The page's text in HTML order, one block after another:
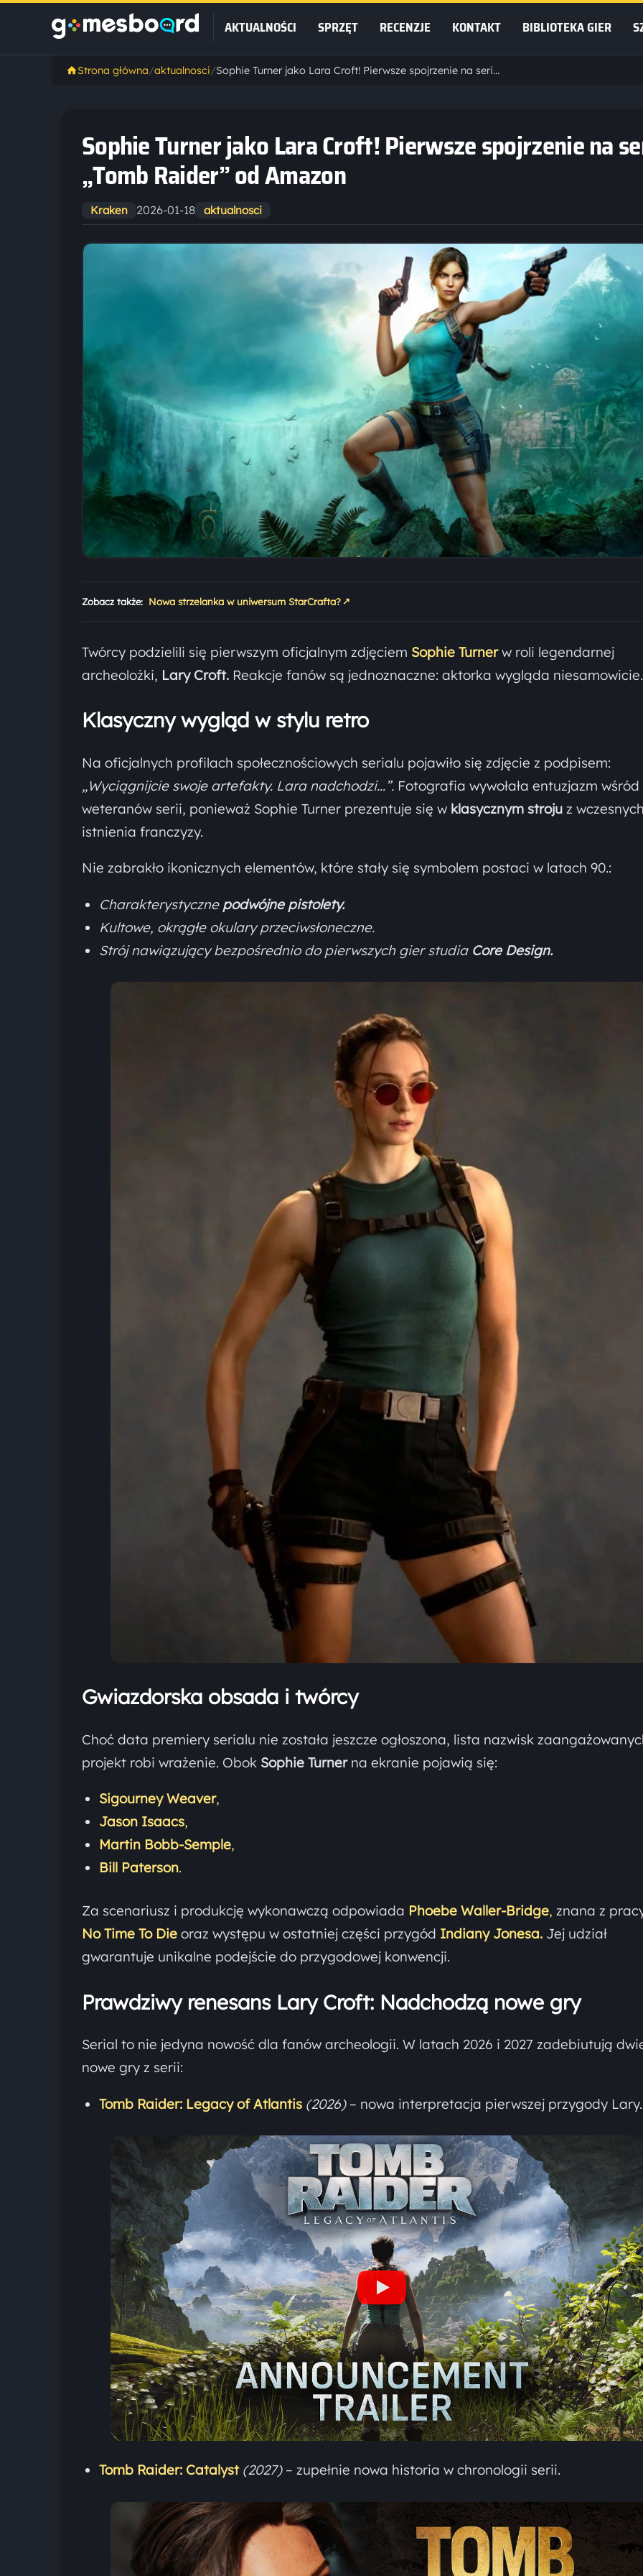
AKTUALNOŚCI SPRZĘT RECENZJE KONTAKT BIBLIOTEKA GIER
Strona główna/aktualnosci/ Sophie Turner jako Lara Croft! Pierwsze spojrzenie na serial „Tomb Raider” od Amazon
Sophie Turner jako Lara Croft! Pierwsze spojrzenie na
„Tomb Raider” od Amazon
Kraken 2026-01-18 aktualnosci
Zobacz także: Nowa strzelanka w uniwersum StarCrafta? ↗
Twórcy podzielili się pierwszym oficjalnym zdjęciem Sophie Turnerw roli legendarnej
archeolożki, Lary Croft. Reakcje fanów są jednoznaczne: aktorka wygląda niesamowicie.
Klasyczny wygląd w stylu retro
Na oficjalnych profilach społecznościowych serialu pojawiło się zdjęcie z podpisem:
„Wyciągnijcie swoje artefakty. Lara nadchodzi…”. Fotografia wywołała entuzjazm wśród
weteranów serii, ponieważ Sophie Turner prezentuje się w klasycznym stroju z
istnienia franczyzy.
Nie zabrakło ikonicznych elementów, które stały się symbolem postaci w latach 90.:
Charakterystyczne podwójne pistolety.
Kultowe, okrągłe okulary przeciwsłoneczne.
Strój nawiązujący bezpośrednio do pierwszych gier studia Core Design.
Gwiazdorska obsada i twórcy
Choć data premiery serialu nie została jeszcze ogłoszona, lista nazwisk
projekt robi wrażenie. Obok Sophie Turner na ekranie pojawią się:
Sigourney Weaver,
Jason Isaacs,
Martin Bobb-Semple,
Bill Paterson.
Za scenariusz i produkcję wykonawczą odpowiada Phoebe Waller-Bridge, znana z
No Time To Die oraz występu w ostatniej części przygód Indiany Jonesa. Jej udział
gwarantuje unikalne podejście do przygodowej konwencji.
Prawdziwy renesans Lary Croft: Nadchodzą nowe gry
Serial to nie jedyna nowość dla fanów archeologii. W latach 2026 i 2027 zadebiutują
nowe gry z serii:
Tomb Raider: Legacy of Atlantis (2026)– nowa interpretacja pierwszej przygody Lary.
Tomb Raider: Catalyst (2027)– zupełnie nowa historia w chronologii serii.